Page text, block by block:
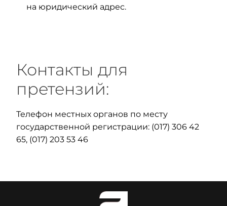
на юридический адрес.
Контакты для
претензий:
Телефон местных органов по месту
государственной регистрации: (017) 306 42
65, (017) 203 53 46